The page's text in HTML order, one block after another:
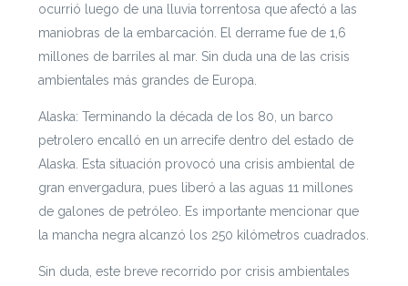
ocurrió luego de una lluvia torrentosa que afectó a las
maniobras de la embarcación. El derrame fue de 1,6
millones de barriles al mar. Sin duda una de las crisis
ambientales más grandes de Europa.
Alaska: Terminando la década de los 80, un barco
petrolero encalló en un arrecife dentro del estado de
Alaska. Esta situación provocó una crisis ambiental de
gran envergadura, pues liberó a las aguas 11 millones
de galones de petróleo. Es importante mencionar que
la mancha negra alcanzó los 250 kilómetros cuadrados.
Sin duda, este breve recorrido por crisis ambientales